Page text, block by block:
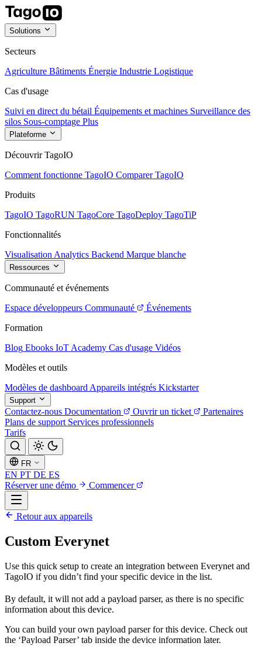
Solutions
Secteurs
Agriculture Bâtiments Énergie Industrie Logistique
Cas d'usage
Suivi en direct du bétail Équipements et machines Surveillance des
silos Sous-comptage Plus
Plateforme
Découvrir TagoIO
Comment fonctionne TagoIO Comparer TagoIO
Produits
TagoIO TagoRUN TagoCore TagoDeploy TagoTiP
Fonctionnalités
Visualisation Analytics Backend Marque blanche
Ressources
Communauté et événements
Espace développeurs Communauté
Événements
Formation
Blog Ebooks IoT Academy Cas d'usage Vidéos
Modèles et outils
Modèles de dashboard Appareils intégrés Kickstarter
Support
Contactez-nous Documentation Ouvrir un ticket
Partenaires
Plans de support Services professionnels
Tarifs
FR
EN PT DE ES
Réserver une démo
Commencer
Retour aux appareils
Custom Everynet
Use this quick setup to create an integration between Everynet and
TagoIO if you didn’t find your specific device in the list.
By default, it will not add a payload parser, as there is no specific
information about this device.
You can build your own payload parser for this device. Check out
the ‘Payload Parser’ tab inside the device information later.